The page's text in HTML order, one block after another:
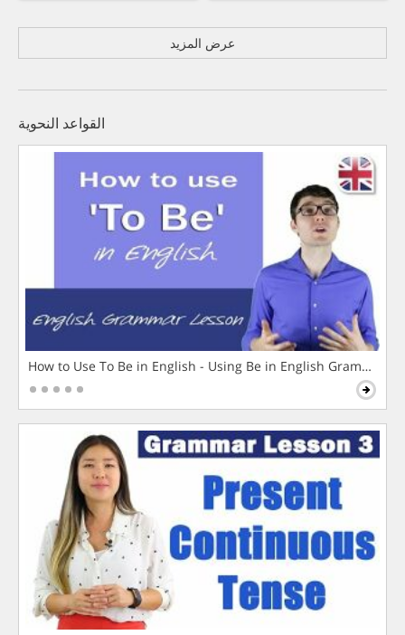
عرض المزيد
القواعد النحوية
How to Use To Be in English - Using Be in English Grammar